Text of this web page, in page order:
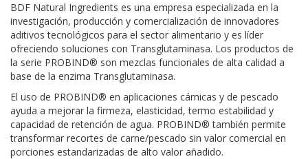
BDF Natural Ingredients es una empresa especializada en la
investigación, producción y comercialización de innovadores
aditivos tecnológicos para el sector alimentario y es líder
ofreciendo soluciones con Transglutaminasa. Los productos de
la serie PROBIND® son mezclas funcionales de alta calidad a
base de la enzima Transglutaminasa.
El uso de PROBIND® en aplicaciones cárnicas y de pescado
ayuda a mejorar la firmeza, elasticidad, termo estabilidad y
capacidad de retención de agua. PROBIND® también permite
transformar recortes de carne/pescado sin valor comercial en
porciones estandarizadas de alto valor añadido.